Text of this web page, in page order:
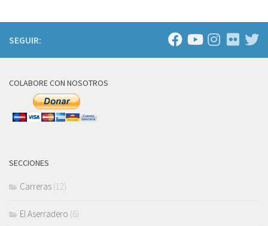
SEGUIR:
COLABORE CON NOSOTROS
SECCIONES
Carreras (12)
El Aserradero (6)